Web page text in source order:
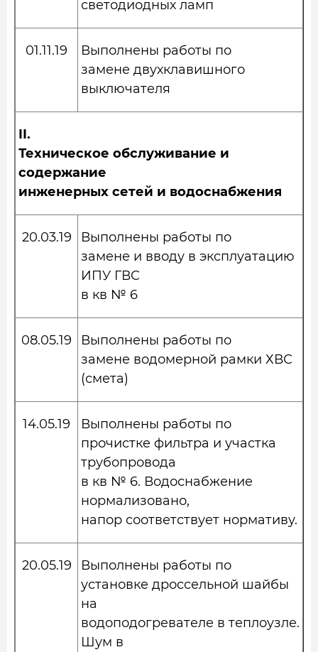
светодиодных ламп
01.11.19
Выполнены работы по
замене двухклавишного
выключателя
II.
Техническое обслуживание и
содержание
инженерных сетей и водоснабжения
20.03.19
Выполнены работы по
замене и вводу в эксплуатацию
ИПУ ГВС
в кв № 6
08.05.19
Выполнены работы по
замене водомерной рамки ХВС
(смета)
14.05.19
Выполнены работы по
прочистке фильтра и участка
трубопровода
в кв № 6. Водоснабжение
нормализовано,
напор соответствует нормативу.
20.05.19
Выполнены работы по
установке дроссельной шайбы
на
водоподогревателе в теплоузле.
Шум в